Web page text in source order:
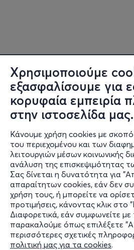
Χρησιμοποιούμε
εξασφαλίσουμε για
κορυφαία εμπειρία
στην ιστοσελίδα μας.
Κάνουμε χρήση cookies με σκοπό
του περιεχομένου και των
λειτουργιών μέσων κοινωνικής
ανάλυση της επισκεψιμότητας
Σας δίνεται η δυνατότητα για
απαραίτητων cookies, εάν δεν
χρήση τους, ή μπορείτε να
προτιμήσεις, κάνοντας κλικ στο
Διαφορετικά, εάν συμφωνείτε
παρακαλούμε όπως επιλέξετε
περισσότερες σχετικές
πολιτική μας για τα cookies.
Πληροφορίες
Υποστήριξη
Stay Connected